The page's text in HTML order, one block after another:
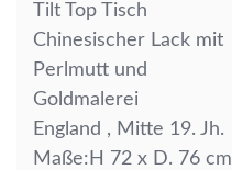
Tilt Top Tisch
Chinesischer Lack mit
Perlmutt und
Goldmalerei
England , Mitte 19. Jh.
Maße:H 72 x D. 76 cm